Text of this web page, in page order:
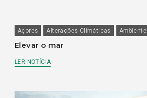
Açores Alterações Climáticas Ambiente
Elevar o mar
LER NOTÍCIA